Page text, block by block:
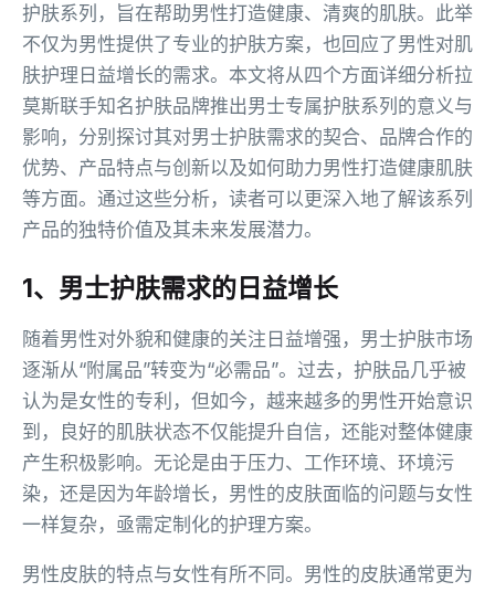
护肤系列，旨在帮助男性打造健康、清爽的肌肤。此举
不仅为男性提供了专业的护肤方案，也回应了男性对肌
肤护理日益增长的需求。本文将从四个方面详细分析拉
莫斯联手知名护肤品牌推出男士专属护肤系列的意义与
影响，分别探讨其对男士护肤需求的契合、品牌合作的
优势、产品特点与创新以及如何助力男性打造健康肌肤
等方面。通过这些分析，读者可以更深入地了解该系列
产品的独特价值及其未来发展潜力。
1、男士护肤需求的日益增长
随着男性对外貌和健康的关注日益增强，男士护肤市场
逐渐从“附属品”转变为“必需品”。过去，护肤品几乎被
认为是女性的专利，但如今，越来越多的男性开始意识
到，良好的肌肤状态不仅能提升自信，还能对整体健康
产生积极影响。无论是由于压力、工作环境、环境污
染，还是因为年龄增长，男性的皮肤面临的问题与女性
一样复杂，亟需定制化的护理方案。
男性皮肤的特点与女性有所不同。男性的皮肤通常更为